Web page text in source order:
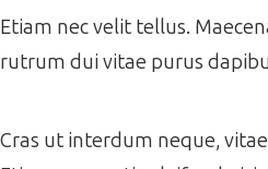
Etiam nec velit tellus.
rutrum dui vitae purus
Cras ut interdum neque,